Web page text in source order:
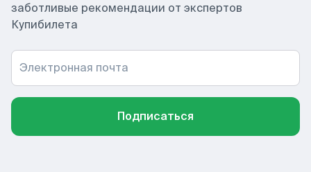
заботливые рекомендации от экспертов
Купибилета
Электронная почта
Подписаться